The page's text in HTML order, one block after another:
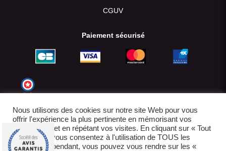
CGUV
Paiement sécurisé
Nous utilisons des cookies sur notre site Web pour vous
offrir l'expérience la plus pertinente en mémorisant vos
préférences et en répétant vos visites. En cliquant sur « Tout
accepter », vous consentez à l'utilisation de TOUS les
cookies. Cependant, vous pouvez vous rendre sur les «